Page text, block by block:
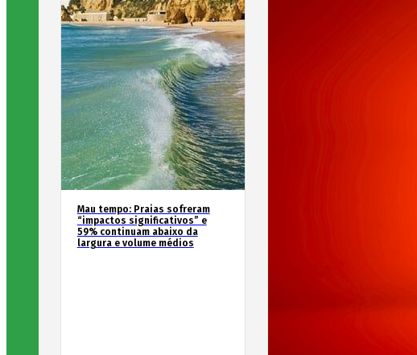
Mau tempo: Praias sofreram
“impactos significativos” e
59% continuam abaixo da
largura e volume médios